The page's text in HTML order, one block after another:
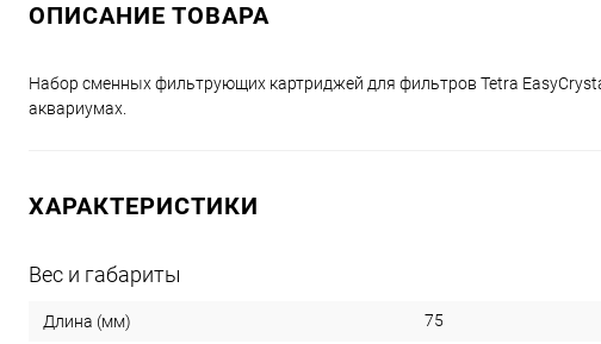
ОПИСАНИЕ ТОВАРА
Набор сменных фильтрующих картриджей для фильтров Tetra
аквариумах.
ХАРАКТЕРИСТИКИ
Вес и габариты
Длина (мм) 75